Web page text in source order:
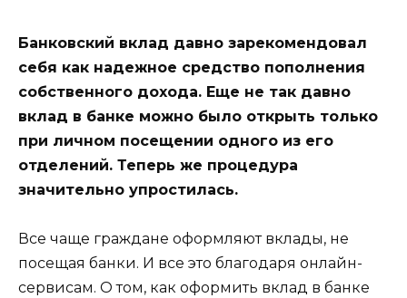
Банковский вклад давно зарекомендовал
себя как надежное средство пополнения
собственного дохода. Еще не так давно
вклад в банке можно было открыть только
при личном посещении одного из его
отделений. Теперь же процедура
значительно упростилась.
Все чаще граждане оформляют вклады, не
посещая банки. И все это благодаря онлайн-
сервисам. О том, как оформить вклад в банке